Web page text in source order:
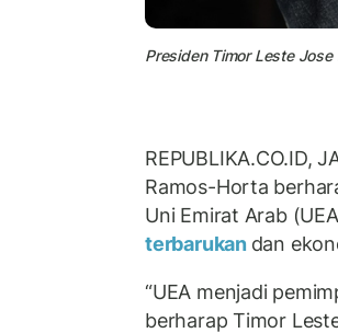
Presiden Timor Leste
REPUBLIKA.CO.ID,
Ramos-Horta
Uni Emirat Arab
terbarukan dan
“UEA menjadi
berharap Timor